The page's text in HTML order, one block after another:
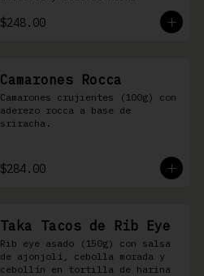
$248.00
Camarones Rocca
Camarones crujientes (100g) con
aderezo rocca a base de
sriracha.
$284.00
Taka Tacos de Rib Eye
Rib eye asado (150g) con salsa
de ajonjolí, cebolla morada y
cebollín en tortilla de harina